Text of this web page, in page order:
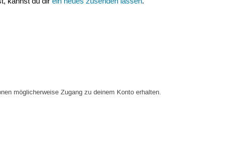
möglicherweise Zugang zu deinem Konto erhalten.